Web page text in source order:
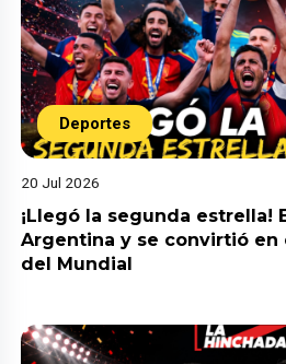
Deportes
20 Jul 2026
¡Llegó la segunda estrella!
Argentina y se convirtió en
del Mundial